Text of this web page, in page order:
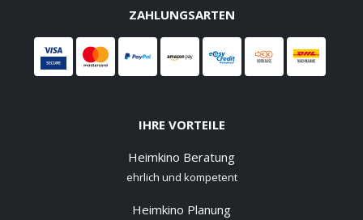
ZAHLUNGSARTEN
IHRE VORTEILE
Heimkino Beratung
ehrlich und kompetent
Heimkino Planung